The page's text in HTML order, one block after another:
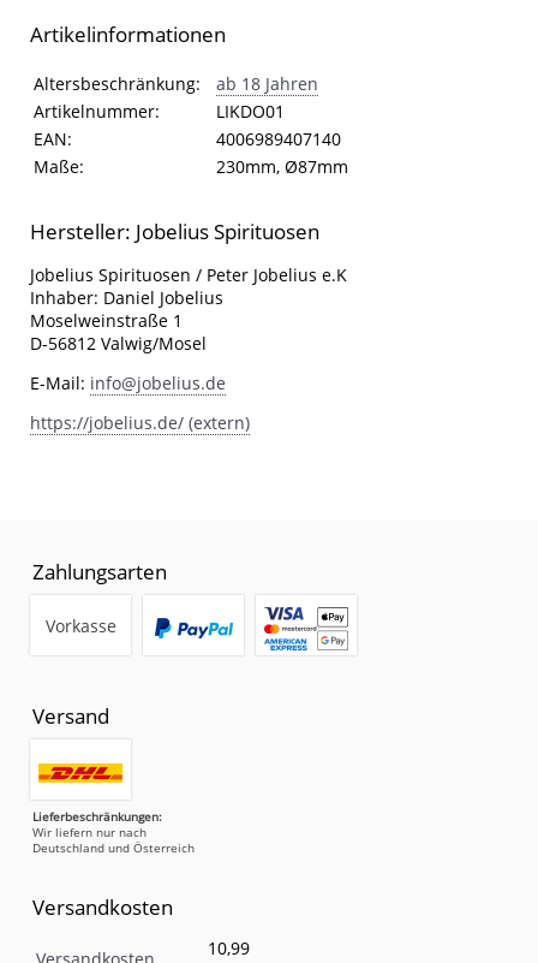
Artikelinformationen
Artikelinformationen
Eigenschaft Wert
Altersbeschränkung:
ab 18 Jahren
Artikelnummer:
LIKDO01
EAN:
4006989407140
Maße:
230mm, Ø87mm
Hersteller: Jobelius Spirituosen
Jobelius Spirituosen / Peter Jobelius e.K
Inhaber: Daniel Jobelius
Moselweinstraße 1
D-56812 Valwig/Mosel
E-Mail: info@jobelius.de
https://jobelius.de/ (extern)
Zahlungsarten
Vorkasse
Versand
Lieferbeschränkungen:
Wir liefern nur nach
Deutschland und Österreich
Versandkosten
Eigenschaft
10,99